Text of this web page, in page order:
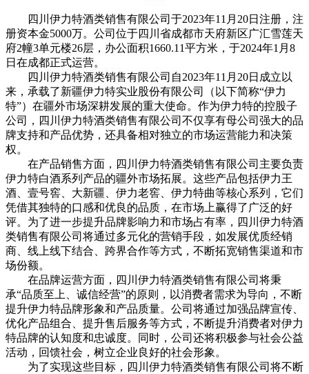
四川伊力特酒类销售有限公司于2023年11月20日注册，注
册资本金5000万。公司位于四川省成都市天府新区广汇雪莲天
府2幢3单元楼26层，办公面积1660.11平方米，于2024年1月8
日在成都正式运营。
四川伊力特酒类销售有限公司自2023年11月20日成立以
来，承载了新疆伊力特实业股份有限公司（以下简称“伊力
特”）在疆外市场深耕发展的重大使命。作为伊力特的控股子
公司，四川伊力特酒类销售有限公司不仅享有母公司强大的品
牌支持和产品优势，还具备相对独立的市场运营能力和决策
权。
在产品销售方面，四川伊力特酒类销售有限公司主要负责
伊力特白酒系列产品的疆外市场拓展。这些产品包括伊力王
酒、壹号窖、大新疆、伊力老窖、伊力特曲等核心系列，它们
凭借其独特的口感和优良的品质，在市场上赢得了广泛的好
评。为了进一步提升品牌影响力和市场占有率，四川伊力特酒
类销售有限公司将通过多元化的营销手段，如发展优质经销
商、线上线下结合、跨界合作等方式，不断拓宽销售渠道和市
场份额。
在品牌运营方面，四川伊力特酒类销售有限公司将秉
承“品质至上、诚信经营”的原则，以消费者需求为导向，不断
提升伊力特品牌形象和产品质量。公司将通过加强品牌宣传、
优化产品组合、提升售后服务等方式，不断提升消费者对伊力
特品牌的认知度和忠诚度。同时，公司还将积极参与社会公益
活动，回馈社会，树立企业良好的社会形象。
为了实现这些目标，四川伊力特酒类销售有限公司将不断